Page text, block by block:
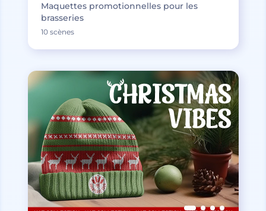
Maquettes promotionnelles pour les
brasseries
10 scènes